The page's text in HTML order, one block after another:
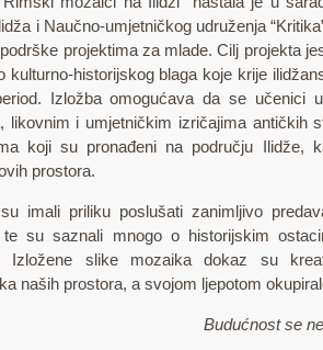
i Naučno-umjetničkog udruženja
projektima za mlade. Cilj projekta
kulturno-historijskog blaga koje krije
Izložba omogućava da se učenici
likovnim i umjetničkim izričajima antičkih
koji su pronađeni na području Ilidže,
prostora.
imali priliku poslušati zanimljivo
te su saznali mnogo o historijskim
Izložene slike mozaika dokaz su
naših prostora, a svojom ljepotom
Budućnost se